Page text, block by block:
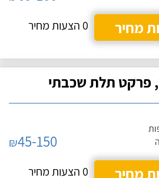
מחיר
0 הצעות מחיר
פרקט תלת שכבתי
₪45-150
מחיר
0 הצעות מחיר